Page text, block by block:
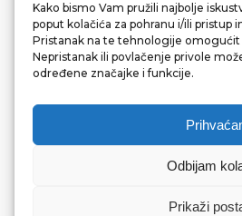
Kako bismo Vam pružili najbolje
poput kolačića za pohranu i/ili pristup
Pristanak na te tehnologije omogućit
Nepristanak ili povlačenje privole
određene značajke i funkcije.
Odbijam
Prikaži
REPUBLIKA
© 2022 Međimurska županija.